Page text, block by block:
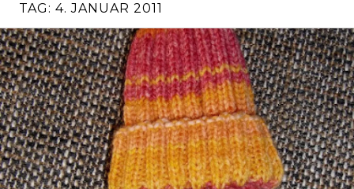
TAG: 4. JANUAR 2011